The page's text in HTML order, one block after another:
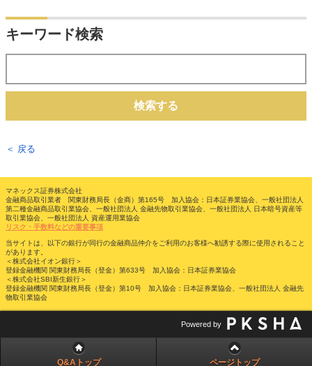
キーワード検索
検索する
＜ 戻る
マネックス証券株式会社
金融商品取引業者 関東財務局長（金商）第165号 加入協会：日本証券業協会、一般社団法人
第二種金融商品取引業協会、一般社団法人 金融先物取引業協会、一般社団法人 日本暗号資産等
取引業協会、一般社団法人 資産運用業協会
リスク・手数料などの重要事項
当サイトは、以下の銀行が同行の金融商品仲介をご利用のお客様へ勧誘する際に使用されること
があります。
＜株式会社イオン銀行＞
登録金融機関 関東財務局長（登金）第633号 加入協会：日本証券業協会
＜株式会社SBI新生銀行＞
登録金融機関 関東財務局長（登金）第10号 加入協会：日本証券業協会、一般社団法人 金融先
物取引業協会
Powered by
Q&Aトップ ページトップ